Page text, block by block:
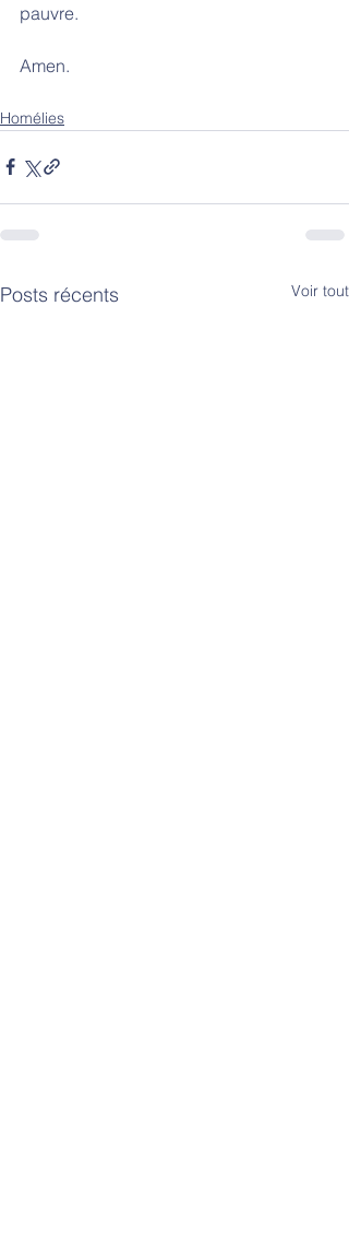
pauvre.
Amen.
Homélies
Posts récents Voir tout